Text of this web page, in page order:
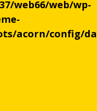
web66/web/wp-
acorn/config/